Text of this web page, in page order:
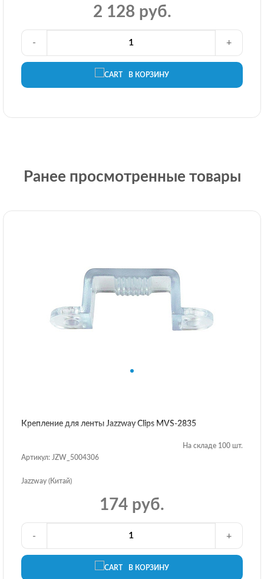
2 128 руб.
В КОРЗИНУ
- +
Ранее просмотренные товары
Крепление для ленты Jazzway Clips MVS-2835
На складе 100 шт.
Артикул: JZW_5004306
Jazzway (Китай)
174 руб.
В КОРЗИНУ
- +